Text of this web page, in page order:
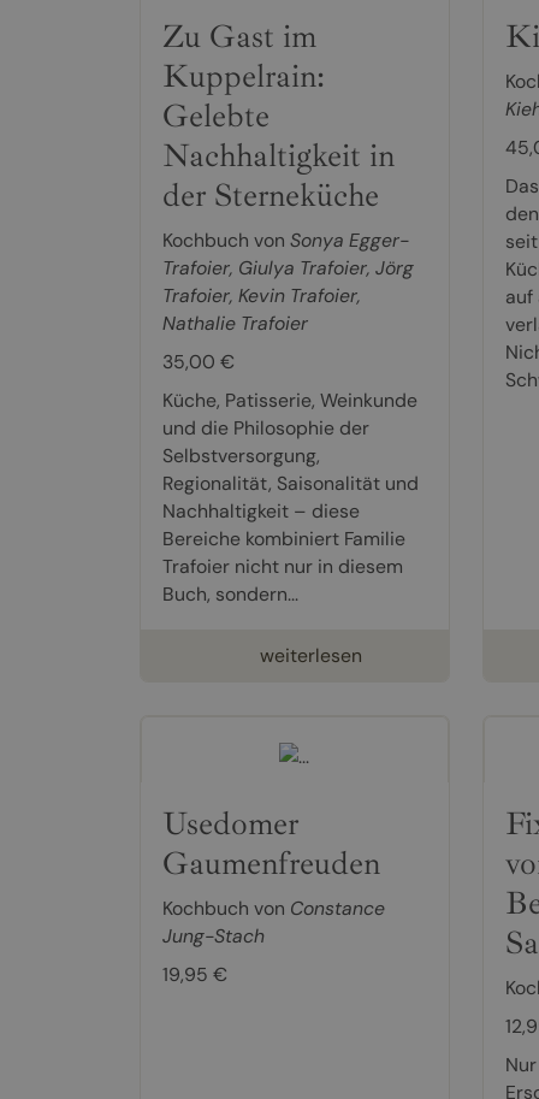
Zu Gast im
Kuppelrain:
Gelebte
Nachhaltigkeit in
der Sterneküche
Kochbuch von Sonya Egger-
Trafoier, Giulya Trafoier, Jörg
Trafoier, Kevin Trafoier,
Nathalie Trafoier
35,00 €
Küche, Patisserie, Weinkunde
und die Philosophie der
Selbstversorgung,
Regionalität, Saisonalität und
Nachhaltigkeit – diese
Bereiche kombiniert Familie
Trafoier nicht nur in diesem
Buch, sondern...
weiterlesen
auf
Usedomer
Gaumenfreuden
Kochbuch von Constance
Jung-Stach
19,95 €